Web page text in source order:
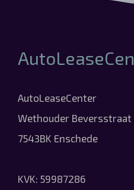
AutoLeaseCenter
Wethouder Beversstraat
7543BK Enschede
KVK: 59987286